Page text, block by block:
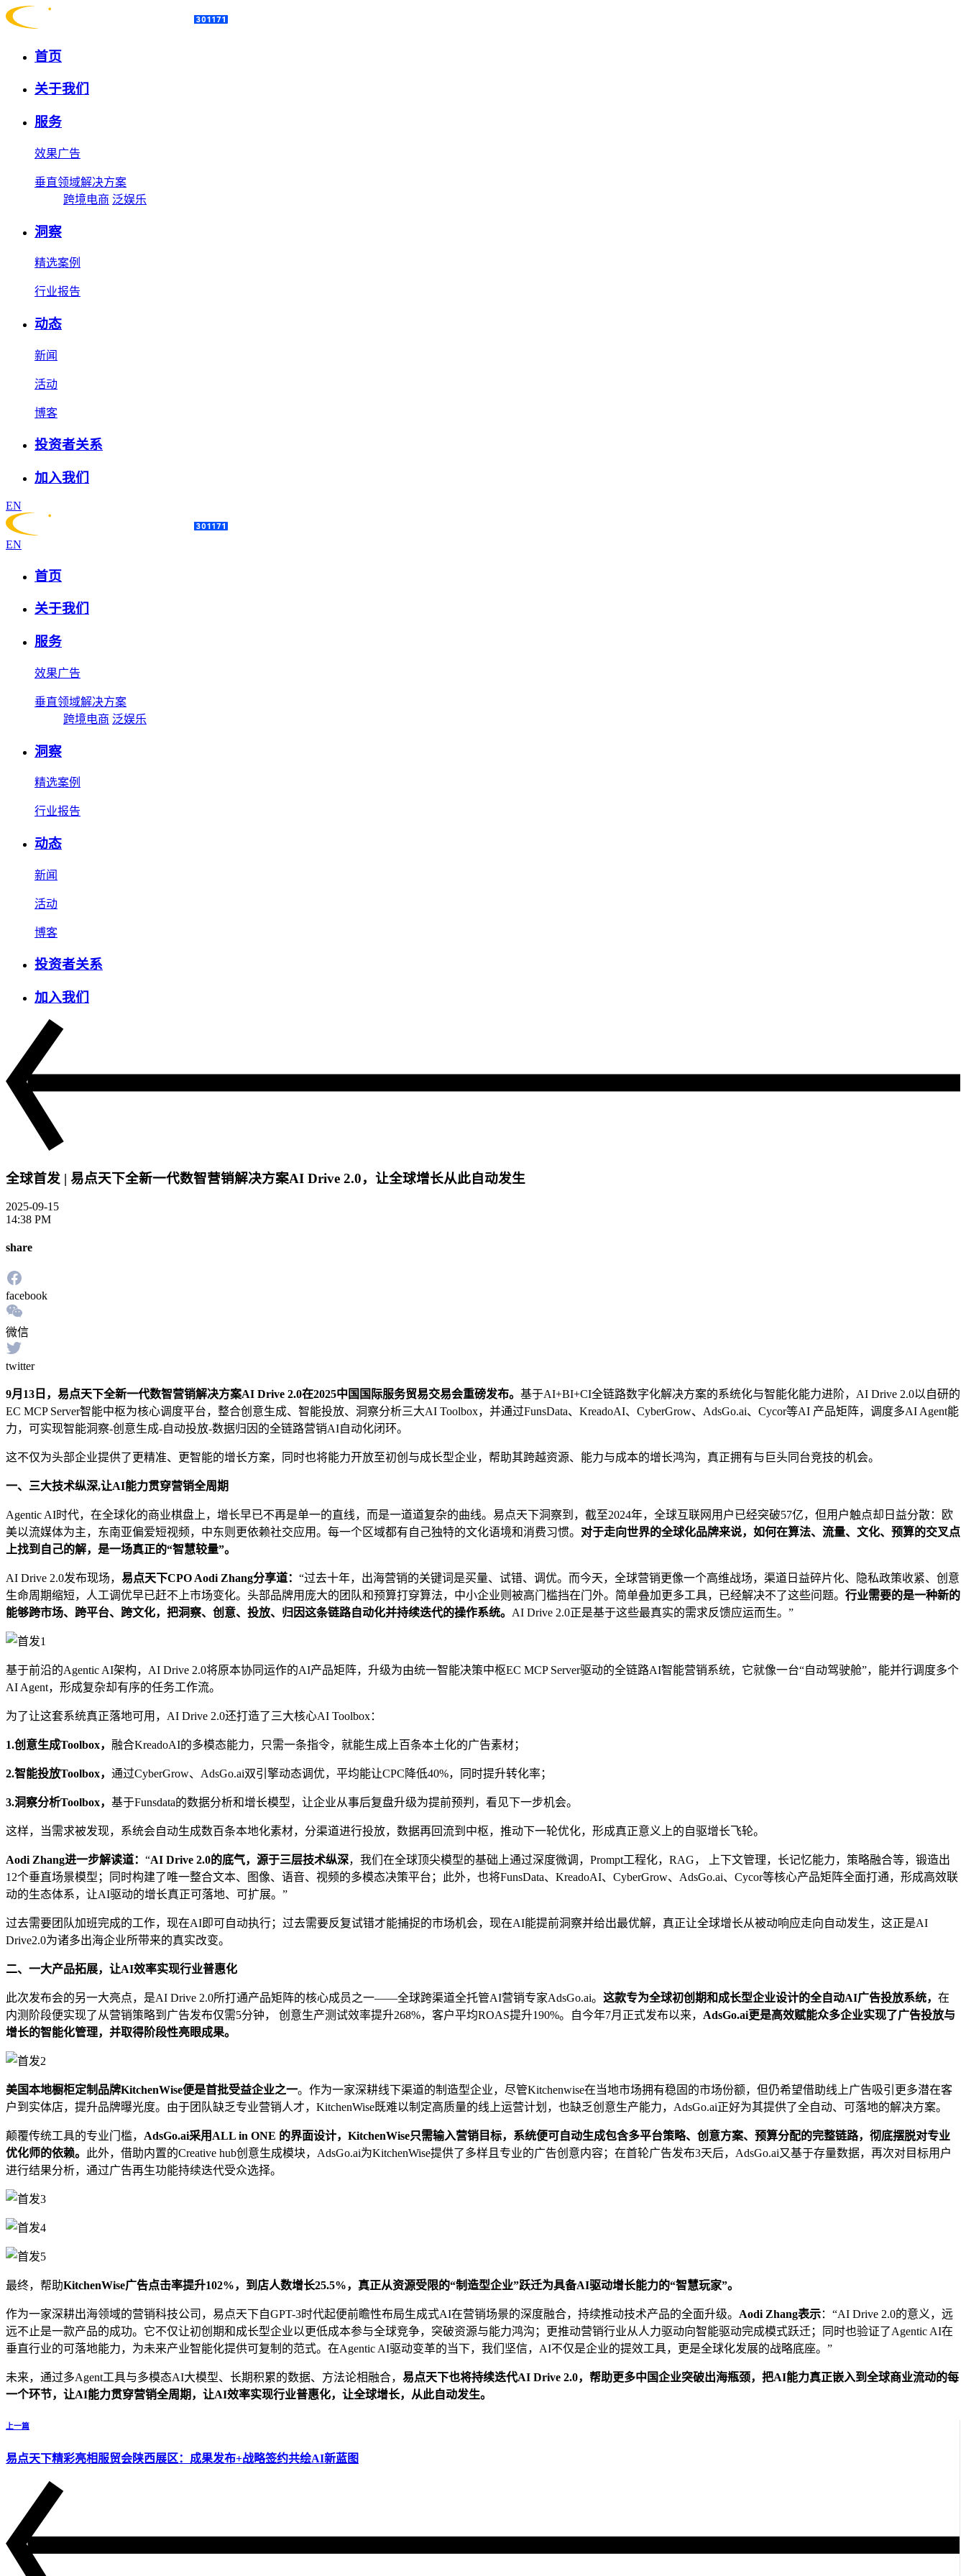
首页
关于我们
服务
效果广告
垂直领域解决方案
跨境电商 泛娱乐
洞察
精选案例
行业报告
动态
新闻
活动
博客
投资者关系
加入我们
EN
EN
首页
关于我们
服务
效果广告
垂直领域解决方案
跨境电商 泛娱乐
洞察
精选案例
行业报告
动态
新闻
活动
博客
投资者关系
加入我们
全球首发 | 易点天下全新一代数智营销解决方案AI Drive 2.0，让全球增长从此自动发生
2025-09-15
14:38 PM
share
facebook
微信
twitter
9月13日，易点天下全新一代数智营销解决方案AI Drive 2.0在2025中国国际服务贸易交易会重磅发布。 基于AI+BI+CI全链路数字化解决方案的系统化与智能化能力进阶，AI Drive 2.0以自研的
EC MCP Server智能中枢为核心调度平台，整合创意生成、智能投放、洞察分析三大AI Toolbox，并通过FunsData、KreadoAI、CyberGrow、AdsGo.ai、Cycor等AI 产品矩阵，调度多AI Agent能
力，可实现智能洞察-创意生成-自动投放-数据归因的全链路营销AI自动化闭环。
这不仅为头部企业提供了更精准、更智能的增长方案，同时也将能力开放至初创与成长型企业，帮助其跨越资源、能力与成本的增长鸿沟，真正拥有与巨头同台竞技的机会。
一、三大技术纵深,让AI能力贯穿营销全周期
Agentic AI时代，在全球化的商业棋盘上，增长早已不再是单一的直线，而是一道道复杂的曲线。易点天下洞察到，截至2024年，全球互联网用户已经突破57亿，但用户触点却日益分散：欧
美以流媒体为主，东南亚偏爱短视频，中东则更依赖社交应用。每一个区域都有自己独特的文化语境和消费习惯。 对于走向世界的全球化品牌来说，如何在算法、流量、文化、预算的交叉点
上找到自己的解，是一场真正的“智慧较量”。
AI Drive 2.0发布现场， 易点天下CPO Aodi Zhang分享道： “过去十年，出海营销的关键词是买量、试错、调优。而今天，全球营销更像一个高维战场，渠道日益碎片化、隐私政策收紧、创意
生命周期缩短，人工调优早已赶不上市场变化。头部品牌用庞大的团队和预算打穿算法，中小企业则被高门槛挡在门外。简单叠加更多工具，已经解决不了这些问题。 行业需要的是一种新的
能够跨市场、跨平台、跨文化，把洞察、创意、投放、归因这条链路自动化并持续迭代的操作系统。 AI Drive 2.0正是基于这些最真实的需求反馈应运而生。”
基于前沿的Agentic AI架构，AI Drive 2.0将原本协同运作的AI产品矩阵，升级为由统一智能决策中枢EC MCP Server驱动的全链路AI智能营销系统，它就像一台“自动驾驶舱”，能并行调度多个
AI Agent，形成复杂却有序的任务工作流。
为了让这套系统真正落地可用，AI Drive 2.0还打造了三大核心AI Toolbox：
1.创意生成Toolbox， 融合KreadoAI的多模态能力，只需一条指令，就能生成上百条本土化的广告素材；
2.智能投放Toolbox， 通过CyberGrow、AdsGo.ai双引擎动态调优，平均能让CPC降低40%，同时提升转化率；
3.洞察分析Toolbox， 基于Funsdata的数据分析和增长模型，让企业从事后复盘升级为提前预判，看见下一步机会。
这样，当需求被发现，系统会自动生成数百条本地化素材，分渠道进行投放，数据再回流到中枢，推动下一轮优化，形成真正意义上的自驱增长飞轮。
Aodi Zhang进一步解读道： “AI Drive 2.0的底气，源于三层技术纵深，我们在全球顶尖模型的基础上通过深度微调，Prompt工程化，RAG， 上下文管理，长记忆能力，策略融合等，锻造出
12个垂直场景模型；同时构建了唯一整合文本、图像、语音、视频的多模态决策平台；此外，也将FunsData、KreadoAI、CyberGrow、AdsGo.ai、Cycor等核心产品矩阵全面打通，形成高效联
动的生态体系，让AI驱动的增长真正可落地、可扩展。”
过去需要团队加班完成的工作，现在AI即可自动执行；过去需要反复试错才能捕捉的市场机会，现在AI能提前洞察并给出最优解，真正让全球增长从被动响应走向自动发生，这正是AI
Drive2.0为诸多出海企业所带来的真实改变。
二、一大产品拓展，让AI效率实现行业普惠化
此次发布会的另一大亮点，是AI Drive 2.0所打通产品矩阵的核心成员之一——全球跨渠道全托管AI营销专家AdsGo.ai。 这款专为全球初创期和成长型企业设计的全自动AI广告投放系统， 在
内测阶段便实现了从营销策略到广告发布仅需5分钟， 创意生产测试效率提升268%，客户平均ROAS提升190%。自今年7月正式发布以来， AdsGo.ai更是高效赋能众多企业实现了广告投放与
增长的智能化管理，并取得阶段性亮眼成果。
美国本地橱柜定制品牌KitchenWise便是首批受益企业之一。作为一家深耕线下渠道的制造型企业，尽管Kitchenwise在当地市场拥有稳固的市场份额，但仍希望借助线上广告吸引更多潜在客
户到实体店，提升品牌曝光度。由于团队缺乏专业营销人才，KitchenWise既难以制定高质量的线上运营计划，也缺乏创意生产能力，AdsGo.ai正好为其提供了全自动、可落地的解决方案。
颠覆传统工具的专业门槛， AdsGo.ai采用ALL in ONE 的界面设计，KitchenWise只需输入营销目标，系统便可自动生成包含多平台策略、创意方案、预算分配的完整链路，彻底摆脱对专业
优化师的依赖。
此外，借助内置的Creative hub创意生成模块，AdsGo.ai为KitchenWise提供了多样且专业的广告创意内容；在首轮广告发布3天后，AdsGo.ai又基于存量数据，再次对目标用户
进行结果分析，通过广告再生功能持续迭代受众选择。
最终，帮助KitchenWise广告点击率提升102%，到店人数增长25.5%，真正从资源受限的“制造型企业”跃迁为具备AI驱动增长能力的“智慧玩家”。
作为一家深耕出海领域的营销科技公司，易点天下自GPT-3时代起便前瞻性布局生成式AI在营销场景的深度融合，持续推动技术产品的全面升级。 Aodi Zhang表示：“AI Drive 2.0的意义，远
远不止是一款产品的成功。它不仅让初创期和成长型企业以更低成本参与全球竞争，突破资源与能力鸿沟；更推动营销行业从人力驱动向智能驱动完成模式跃迁；同时也验证了Agentic AI在
垂直行业的可落地能力，为未来产业智能化提供可复制的范式。在Agentic AI驱动变革的当下，我们坚信，AI不仅是企业的提效工具，更是全球化发展的战略底座。”
未来，通过多Agent工具与多模态AI大模型、长期积累的数据、方法论相融合， 易点天下也将持续迭代AI Drive 2.0，帮助更多中国企业突破出海瓶颈，把AI能力真正嵌入到全球商业流动的每
一个环节，让AI能力贯穿营销全周期，让AI效率实现行业普惠化，让全球增长，从此自动发生。
上一篇
易点天下精彩亮相服贸会陕西展区：成果发布+战略签约共绘AI新蓝图